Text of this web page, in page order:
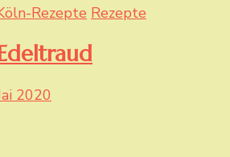
Rezepte Rezepte
2020